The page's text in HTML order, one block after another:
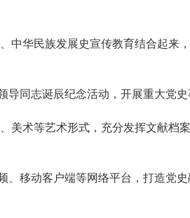
华民族发展史宣传教育结合起来
志诞辰纪念活动，开展重大党史
术等艺术形式，充分发挥文献档
移动客户端等网络平台，打造党史